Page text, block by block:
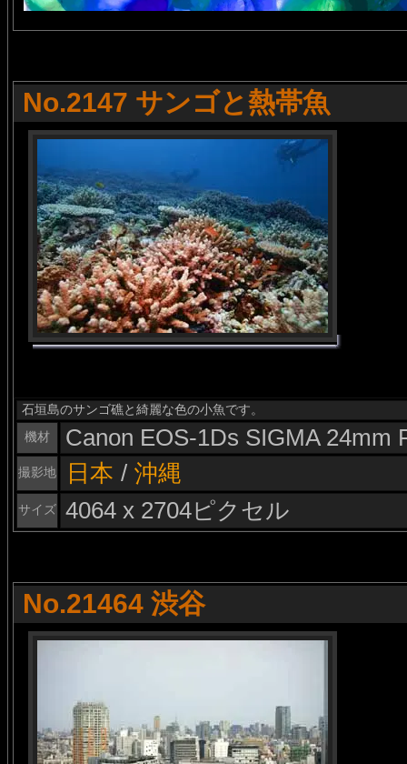
No.2147 サンゴと熱帯魚
石垣島のサンゴ礁と綺麗な色の小魚です。
機材
Canon EOS-1Ds SIGMA 24mm
撮影地 日本 / 沖縄
サイズ 4064 x 2704ピクセル
No.21464 渋谷